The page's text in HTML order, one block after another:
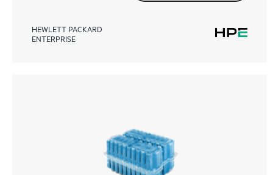
HEWLETT PACKARD
ENTERPRISE